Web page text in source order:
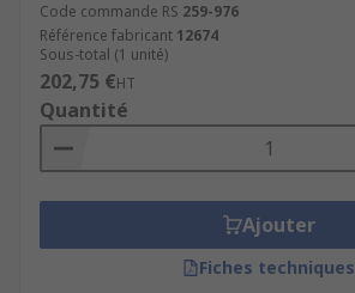
Code commande RS 259-976
Référence fabricant 12674
Sous-total (1 unité)
202,75 €HT
Quantité
Ajouter
Fiches techniques